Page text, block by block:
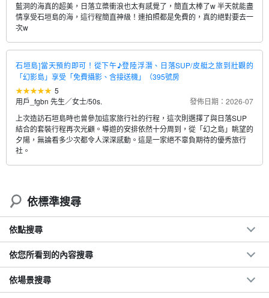
藍洞的海真的超美，日落立槳衝浪也太有感覺了，簡直太棒了w 半天就能盡
情享受石垣島的海，這行程簡直神級！連拍照都是免費的，真的絕對要去一
次w
石垣島]當天預約即可！從下午♪登陸浮潛、日落SUP/皮艇之旅到壯觀的
「幻影島」享受「免費攝影、含接送機」（395號房
5
用戶_fgbn 先生／女士/50s.
發佈日期：2026-07
上次造訪石垣島時也曾參加這家旅行社的行程，這次則選擇了與日落SUP
結合的套裝行程再次光顧。導遊的安排依然十分周到，從「幻之島」眺望的
夕陽，無論看多少次都令人深深感動。這是一家絕不辜負期待的優秀旅行
社。
依標準搜尋
依點搜尋
依您所看到的內容搜尋
依場景搜尋